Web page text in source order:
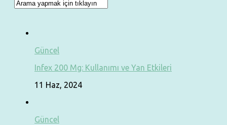
Güncel
Infex 200 Mg: Kullanımı ve Yan Etkileri
11 Haz, 2024
Güncel